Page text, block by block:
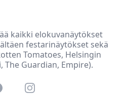
kaikki elokuvanäytökset
festarinäytökset sekä
Tomatoes, Helsingin
The Guardian, Empire).
Instagram